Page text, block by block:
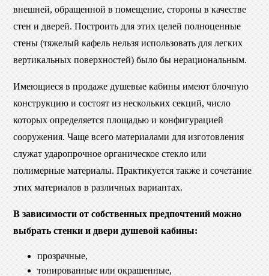
внешней, обращенной в помещение, стороны в качестве
стен и дверей. Построить для этих целей полноценные
стены (тяжелый кафель нельзя использовать для легких
вертикальных поверхностей) было бы нерациональным.
Имеющиеся в продаже душевые кабины имеют блочную
конструкцию и состоят из нескольких секций, число
которых определяется площадью и конфигурацией
сооружения. Чаще всего материалами для изготовления
служат ударопрочное органическое стекло или
полимерные материалы. Практикуется также и сочетание
этих материалов в различных вариантах.
В зависимости от собственных предпочтений можно
выбрать стенки и двери душевой кабины:
прозрачные,
тонированные или окрашенные,